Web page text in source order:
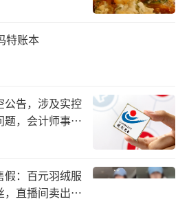
投资溜溜梅10年，未能等
不清仓所有股份。
年，红杉以1.35亿元参
14.25%，成为创始人家族
，并签订了对赌协议：若公
月30日前完成上市，红杉有
折戟后，回购期限被两次
，但最终未能实现。2024年
赎回权。
特账本
公告，涉及实控
题，会计师事务
：百元羽绒服
，直播间卖出超